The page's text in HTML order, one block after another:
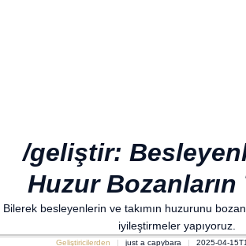
/geliştir:
Huzur
Bilerek besleyenlerin ve takımın huzurunu
iyileştirmeler yapıyoruz.
Geliştiricilerden just a capybara 2025-04-